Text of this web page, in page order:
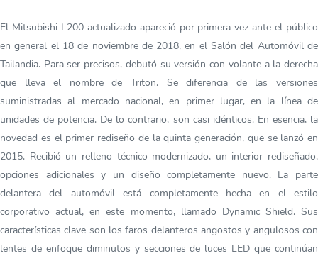
El Mitsubishi L200 actualizado apareció por primera vez ante el público
en general el 18 de noviembre de 2018, en el Salón del Automóvil de
Tailandia. Para ser precisos, debutó su versión con volante a la derecha
que lleva el nombre de Triton. Se diferencia de las versiones
suministradas al mercado nacional, en primer lugar, en la línea de
unidades de potencia. De lo contrario, son casi idénticos. En esencia, la
novedad es el primer rediseño de la quinta generación, que se lanzó en
2015. Recibió un relleno técnico modernizado, un interior rediseñado,
opciones adicionales y un diseño completamente nuevo. La parte
delantera del automóvil está completamente hecha en el estilo
corporativo actual, en este momento, llamado Dynamic Shield. Sus
características clave son los faros delanteros angostos y angulosos con
lentes de enfoque diminutos y secciones de luces LED que continúan